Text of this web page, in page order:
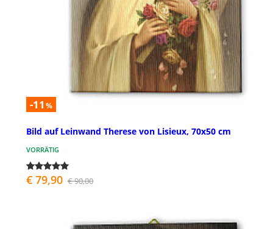
-11 %
Bild auf Leinwand Therese von Lisieux, 70x50 cm
VORRÄTIG
€ 79,90 € 90,00